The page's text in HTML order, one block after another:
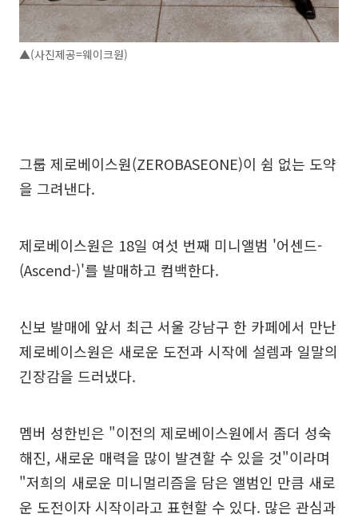
▲(사진제공=웨이크원)
그룹 제로베이스원(ZEROBASEONE)이 쉼 없는 도약
을 그려낸다.
제로베이스원은 18일 여섯 번째 미니앨범 '어센드-
(Ascend-)'를 발매하고 컴백한다.
신보 발매에 앞서 최근 서울 강남구 한 카페에서 만난
제로베이스원은 새로운 도전과 시작에 설렘과 일말의
긴장감을 드러냈다.
멤버 성한빈은 "이전의 제로베이스원에서 좀더 성숙
해진, 새로운 매력을 많이 발견할 수 있을 것"이라며
"저희의 새로운 미니멀리즘을 담은 앨범인 만큼 새로
운 도전이자 시작이라고 표현할 수 있다. 많은 관심과